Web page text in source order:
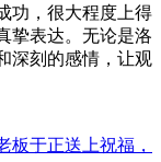
功，很大程度上得
挚表达。无论是洛
深刻的感情，让观
板于正送上祝福，